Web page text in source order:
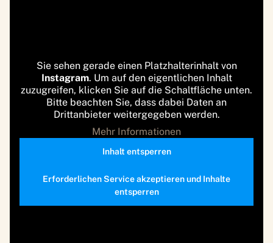
Sie sehen gerade einen Platzhalterinhalt von
Instagram. Um auf den eigentlichen Inhalt
zuzugreifen, klicken Sie auf die Schaltfläche unten.
Bitte beachten Sie, dass dabei Daten an
Drittanbieter weitergegeben werden.
Mehr Informationen
Inhalt entsperren
Erforderlichen Service akzeptieren und Inhalte
entsperren